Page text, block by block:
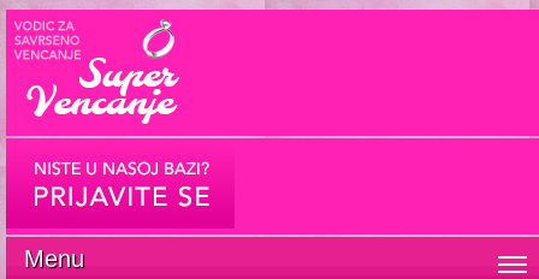
Menu